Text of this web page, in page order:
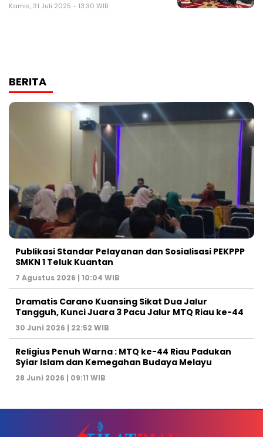
Kamis, 31 Juli 2025 - 13:30 WIB
BERITA
Publikasi Standar Pelayanan dan Sosialisasi PEKPPP
SMKN 1 Teluk Kuantan
7 Agustus 2026 | 10:04 WIB
Dramatis Carano Kuansing Sikat Dua Jalur
Tangguh, Kunci Juara 3 Pacu Jalur MTQ Riau ke-44
30 Juni 2026 | 22:52 WIB
Religius Penuh Warna : MTQ ke-44 Riau Padukan
Syiar Islam dan Kemegahan Budaya Melayu
28 Juni 2026 | 09:11 WIB